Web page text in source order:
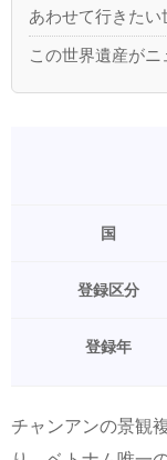
あわせて行きたい
この世界遺産が
国
登録区分
登録年
チャンアンの景観